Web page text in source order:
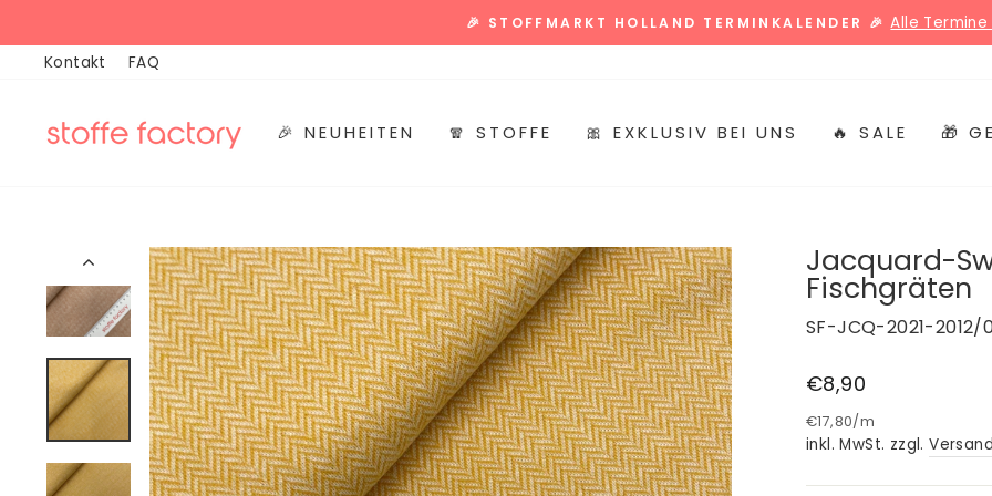
zum
Inhalt
Pause
🎉 STOFFMARKT HOLLAND TERMINKALENDER 🎉 Alle
Kontakt
FAQ
🎉 NEUHEITEN 🧣 STOFFE 🎀 EXKLUSIV BEI UNS 🔥 SALE 🎁
Jacquard-
Fischgräten
SF-JCQ-2021-2012/
Normaler
€8,90
€17,80/m
inkl. MwSt. zzgl.